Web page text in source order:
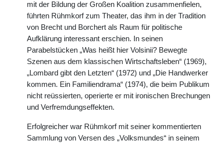
mit der Bildung der Großen Koalition zusammenfielen,
führten Rühmkorf zum Theater, das ihm in der Tradition
von Brecht und Borchert als Raum für politische
Aufklärung interessant erschien. In seinen
Parabelstücken „Was heißt hier Volsinii? Bewegte
Szenen aus dem klassischen Wirtschaftsleben“ (1969),
„Lombard gibt den Letzten“ (1972) und „Die Handwerker
kommen. Ein Familiendrama“ (1974), die beim Publikum
nicht reüssierten, operierte er mit ironischen Brechungen
und Verfremdungseffekten.
Erfolgreicher war Rühmkorf mit seiner kommentierten
Sammlung von Versen des „Volksmundes“ in seinem